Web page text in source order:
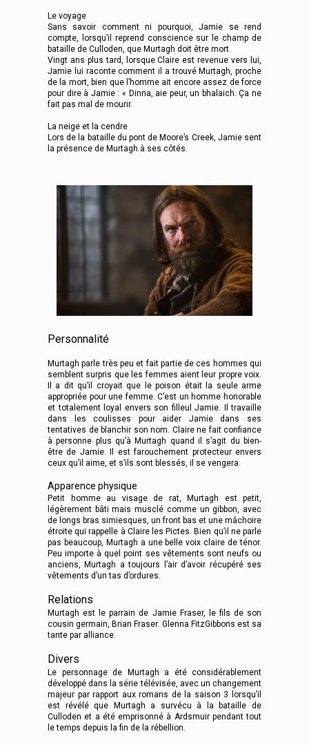
Le voyage
Sans savoir comment ni pourquoi, Jamie se rend
compte, lorsqu’il reprend conscience sur le champ de
bataille de Culloden, que Murtagh doit être mort.
Vingt ans plus tard, lorsque Claire est revenue vers lui,
Jamie lui raconte comment il a trouvé Murtagh, proche
de la mort, bien que l’homme ait encore assez de force
pour dire à Jamie : « Dinna, aie peur, un bhalaich. Ça ne
fait pas mal de mourir.
La neige et la cendre
Lors de la bataille du pont de Moore’s Creek, Jamie sent
la présence de Murtagh à ses côtés.
Personnalité
Murtagh parle très peu et fait partie de ces hommes qui
semblent surpris que les femmes aient leur propre voix.
Il a dit qu’il croyait que le poison était la seule arme
appropriée pour une femme. C’est un homme honorable
et totalement loyal envers son filleul Jamie. Il travaille
dans les coulisses pour aider Jamie dans ses
tentatives de blanchir son nom. Claire ne fait confiance
à personne plus qu’à Murtagh quand il s’agit du bien-
être de Jamie. Il est farouchement protecteur envers
ceux qu’il aime, et s’ils sont blessés, il se vengera.
Apparence physique
Petit homme au visage de rat, Murtagh est petit,
légèrement bâti mais musclé comme un gibbon, avec
de longs bras simiesques, un front bas et une mâchoire
étroite qui rappelle à Claire les Pictes. Bien qu’il ne parle
pas beaucoup, Murtagh a une belle voix claire de ténor.
Peu importe à quel point ses vêtements sont neufs ou
anciens, Murtagh a toujours l’air d’avoir récupéré ses
vêtements d’un tas d’ordures.
Relations
Murtagh est le parrain de Jamie Fraser, le fils de son
cousin germain, Brian Fraser. Glenna FitzGibbons est sa
tante par alliance.
Divers
Le personnage de Murtagh a été considérablement
développé dans la série télévisée, avec un changement
majeur par rapport aux romans de la saison 3 lorsqu’il
est révélé que Murtagh a survécu à la bataille de
Culloden et a été emprisonné à Ardsmuir pendant tout
le temps depuis la fin de la rébellion.